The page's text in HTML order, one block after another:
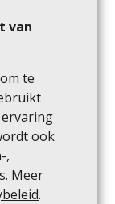
van
te
ook
,
Meer
.